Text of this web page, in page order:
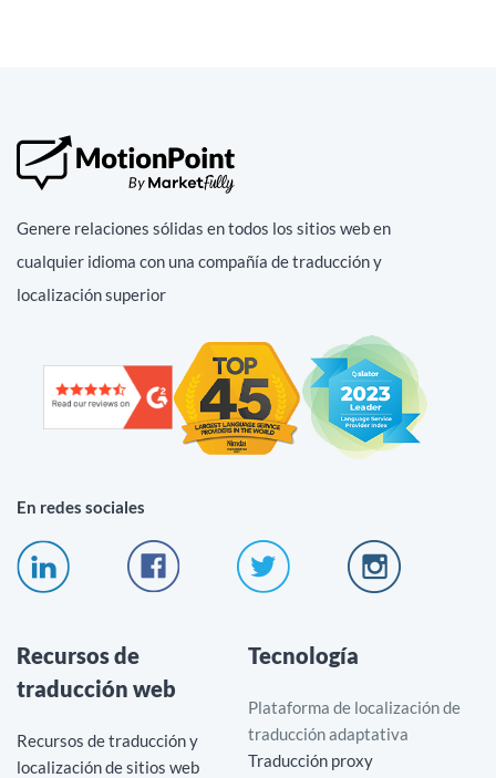
Genere relaciones sólidas en todos los sitios web en
cualquier idioma con una compañía de traducción y
localización superior
En redes sociales
Recursos de
traducción web
Recursos de traducción y
localización de sitios web
Tecnología
Plataforma de localización de
traducción adaptativa
Traducción proxy